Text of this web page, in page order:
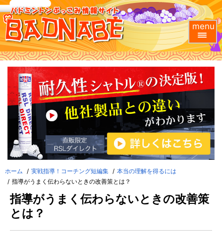
menu
ホーム 実戦指導！コーチング短編集
本当の理解を得るには
指導がうまく伝わらないときの改善策とは？
指導がうまく伝わらないときの改善策
とは？